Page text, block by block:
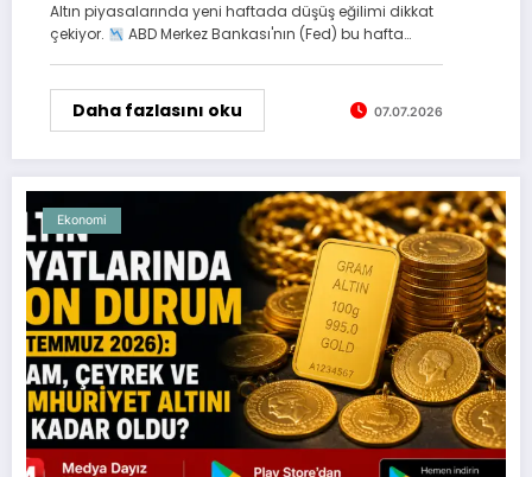
Altın piyasalarında yeni haftada düşüş eğilimi dikkat
çekiyor.
ABD Merkez Bankası'nın (Fed) bu hafta…
Daha fazlasını oku 07.07.2026
Ekonomi